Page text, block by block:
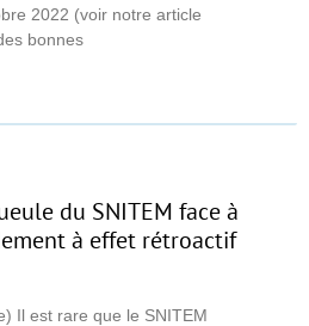
2022 (voir notre article
bonnes
du SNITEM face à
à effet rétroactif
Il est rare que le SNITEM